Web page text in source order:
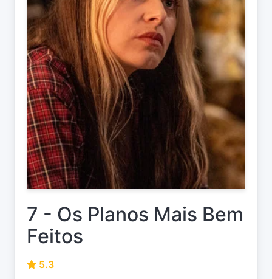
7 - Os Planos Mais Bem
Feitos
5.3